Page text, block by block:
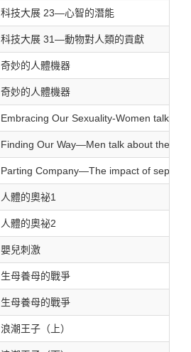
科技大展 23—心智的潛能
科技大展 31—動物對人類的貢獻
奇妙的人體機器
奇妙的人體機器
Embracing Our Sexuality-Women talk
Finding Our Way—Men talk about their
Parting Company—The impact of
人體的奧祕1
人體的奧祕2
嬰兒刺激
生母養母的戰爭
生母養母的戰爭
浪潮王子（上）